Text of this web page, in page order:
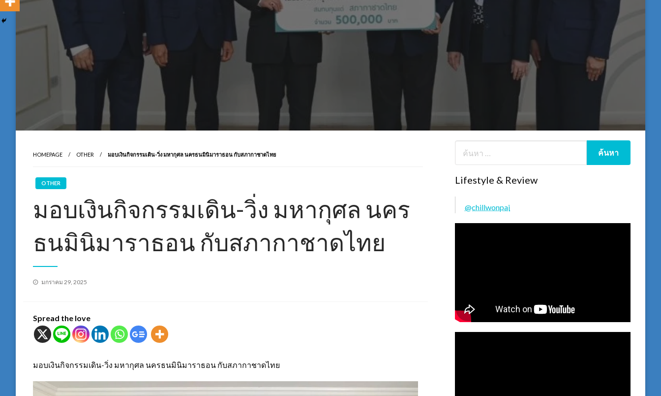
HOMEPAGE OTHER มอบเงินกิจกรรมเดิน-วิ่ง มหากุศล นครธนมินิมาราธอน กับสภากาชาดไทย
OTHER
มอบเงินกิจกรรมเดิน-วิ่ง มหากุศล นคร
ธนมินิมาราธอน กับสภากาชาดไทย
Posted
มกราคม 29, 2025
Spread the love
มอบเงินกิจกรรมเดิน-วิ่ง มหากุศล นครธนมินิมาราธอน กับสภากาชาดไทย
Lifestyle & Review
@chillwonpai